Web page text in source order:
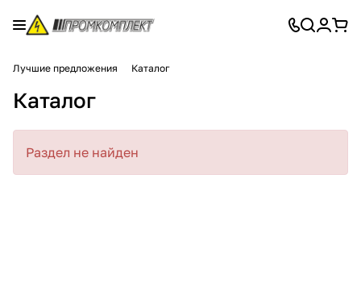
Лучшие предложения Каталог
Каталог
Раздел не найден